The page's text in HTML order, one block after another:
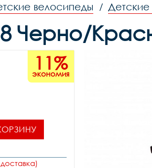
велосипеды / Детские
Черно/
11%
экономия